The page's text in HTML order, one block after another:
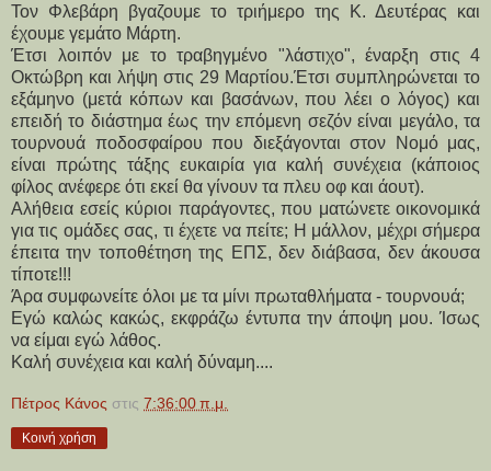
Τον Φλεβάρη βγαζουμε το τριήμερο της Κ. Δευτέρας και
έχουμε γεμάτο Μάρτη.
Έτσι λοιπόν με το τραβηγμένο "λάστιχο", έναρξη στις 4
Οκτώβρη και λήψη στις 29 Μαρτίου.Έτσι συμπληρώνεται το
εξάμηνο (μετά κόπων και βασάνων, που λέει ο λόγος) και
επειδή το διάστημα έως την επόμενη σεζόν είναι μεγάλο, τα
τουρνουά ποδοσφαίρου που διεξάγονται στον Νομό μας,
είναι πρώτης τάξης ευκαιρία για καλή συνέχεια (κάποιος
φίλος ανέφερε ότι εκεί θα γίνουν τα πλευ οφ και άουτ).
Αλήθεια εσείς κύριοι παράγοντες, που ματώνετε οικονομικά
για τις ομάδες σας, τι έχετε να πείτε; Η μάλλον, μέχρι σήμερα
έπειτα την τοποθέτηση της ΕΠΣ, δεν διάβασα, δεν άκουσα
τίποτε!!!
Άρα συμφωνείτε όλοι με τα μίνι πρωταθλήματα - τουρνουά;
Εγώ καλώς κακώς, εκφράζω έντυπα την άποψη μου. Ίσως
να είμαι εγώ λάθος.
Καλή συνέχεια και καλή δύναμη....
Πέτρος Κάνος στις 7:36:00 π.μ.
Κοινή χρήση